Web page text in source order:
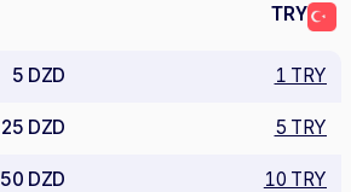
TRY
1 TRY
5 DZD
5 TRY
25 DZD
10 TRY
50 DZD